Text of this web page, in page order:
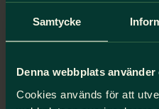
Samtycke
Denna webbplats använder
Cookies används för att
Din
Om du får sjukersättning
arbetsgivare vill avsluta